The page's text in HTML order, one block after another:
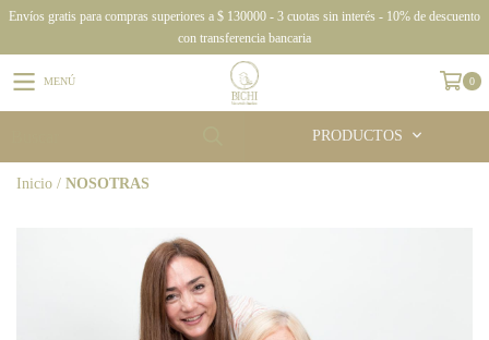
Envíos gratis para compras superiores a $ 130000 - 3 cuotas sin interés - 10% de descuento
con transferencia bancaria
MENÚ 0
PRODUCTOS
Inicio / NOSOTRAS